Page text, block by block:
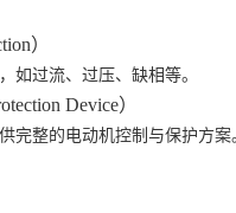
）
如过流、过压、缺相等。
Device）
完整的电动机控制与保护方案